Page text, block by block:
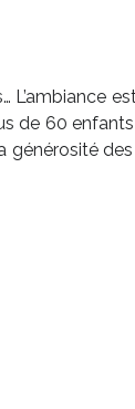
L’ambiance
de 60